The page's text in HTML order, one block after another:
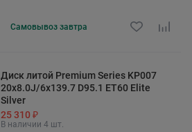
Самовывоз завтра
Диск литой Premium Series KP007
20x8.0J/6x139.7 D95.1 ET60 Elite
Silver
25 310 ₽
В наличии 4 шт.